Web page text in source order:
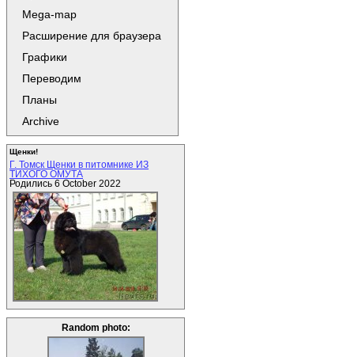
Mega-map
Расширение для браузера
Графики
Переводим
Планы
Archive
Щенки!
Г. Томск Щенки в питомнике ИЗ
ТИХОГО ОМУТА
Родились 6 October 2022
Random photo: